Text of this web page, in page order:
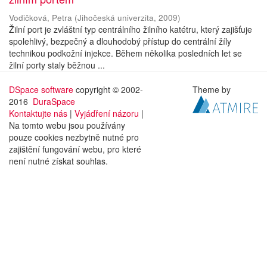
Vodičková, Petra (Jihočeská univerzita, 2009)
Žilní port je zvláštní typ centrálního žilního katétru, který zajišťuje
spolehlivý, bezpečný a dlouhodobý přístup do centrální žíly
technikou podkožní injekce. Během několika posledních let se
žilní porty staly běžnou ...
DSpace software copyright © 2002-
2016 DuraSpace
Kontaktujte nás | Vyjádření názoru |
Na tomto webu jsou používány
pouze cookies nezbytně nutné pro
zajištění fungování webu, pro které
není nutné získat souhlas.
Theme by